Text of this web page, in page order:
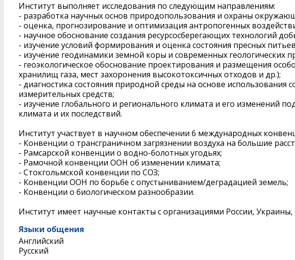
Институт выполняет исследования по следующим направлениям:
- разработка научных основ природопользования и охраны
- оценка, прогнозирование и оптимизация антропогенных
- научное обоснование создания ресурсосберегающих технологий
- изучение условий формирования и оценка состояния пресных
- изучение геодинамики земной коры и современных геологических
- геоэкологическое обоснование проектирования и размещения
хранилищ газа, мест захоронения высокотоксичных отходов и др.);
- диагностика состояния природной среды на основе
измерительных средств;
- изучение глобального и регионального климата и его изменений
климата и их последствий.
Институт участвует в научном обеспечении 6 международных
- Конвенции о трансграничном загрязнении воздуха на большие
- Рамсарской конвенции о водно-болотных угодьях;
- Рамочной конвенции ООН об изменении климата;
- Стокгольмской конвенции по СОЗ;
- Конвенции ООН по борьбе с опустыниванием/деградацией земель;
- Конвенции о биологическом разнообразии.
Институт имеет научные контакты с организациями России,
Языки общения
Английский
Русский